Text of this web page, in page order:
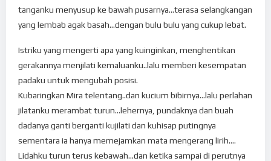
tanganku menyusup ke bawah pusarnya…terasa selangkangan
yang lembab agak basah…dengan bulu bulu yang cukup lebat.
Istriku yang mengerti apa yang kuinginkan, menghentikan
gerakannya menjilati kemaluanku..lalu memberi kesempatan
padaku untuk mengubah posisi.
Kubaringkan Mira telentang..dan kucium bibirnya…lalu perlahan
jilatanku merambat turun…lehernya, pundaknya dan buah
dadanya ganti berganti kujilati dan kuhisap putingnya
sementara ia hanya memejamkan mata mengerang lirih….
Lidahku turun terus kebawah…dan ketika sampai di perutnya